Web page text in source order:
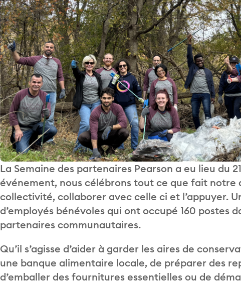
La Semaine des partenaires Pearson a eu lieu du
événement, nous célébrons tout ce que fait
collectivité, collaborer avec celle ci et l’appuyer.
d’employés bénévoles qui ont occupé 160 postes
partenaires communautaires.
Qu’il s’agisse d’aider à garder les aires de
une banque alimentaire locale, de préparer des
d’emballer des fournitures essentielles ou de